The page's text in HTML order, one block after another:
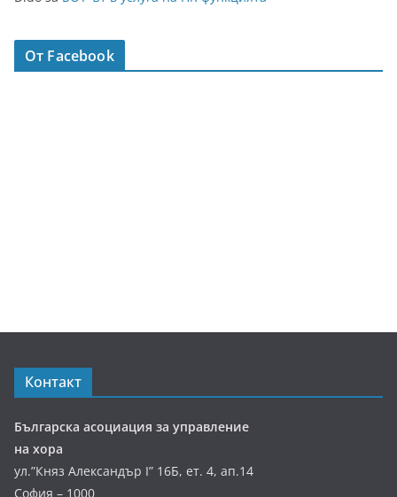
От Facebook
Контакт
Българска асоциация за управление
на хора
ул.”Княз Александър І” 16Б, ет. 4, ап.14
София – 1000